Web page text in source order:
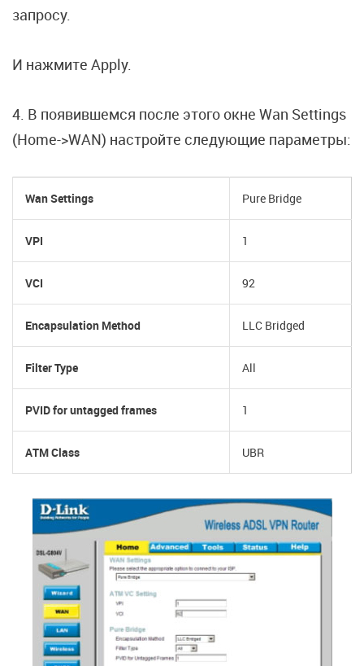
запросу.
И нажмите Apply.
4. В появившемся после этого окне Wan Settings
(Home->WAN) настройте следующие параметры:
Wan Settings Pure Bridge
VPI 1
VCI 92
Encapsulation Method LLC Bridged
Filter Type All
PVID for untagged frames 1
ATM Class UBR